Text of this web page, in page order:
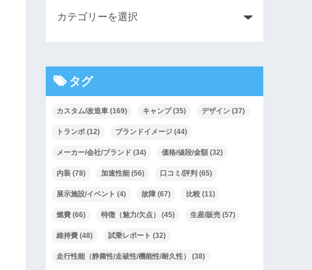
タグ
カスタム/改造車 (169) キャンプ(35) デザイン (37)
トランポ (12) ブランドイメージ (44)
メーカー/会社/ブランド (34) 価格/値段/金額 (32)
内装 (78) 加速性能 (56) 口コミ/評判 (65)
展示施設/イベント (4) 故障 (67) 比較 (11)
燃費 (66) 特徴（魅力/欠点） (45) 生産/販売 (57)
維持費 (48) 試乗レポート (32)
走行性能（静粛性/走破性/機能性/耐久性） (38)